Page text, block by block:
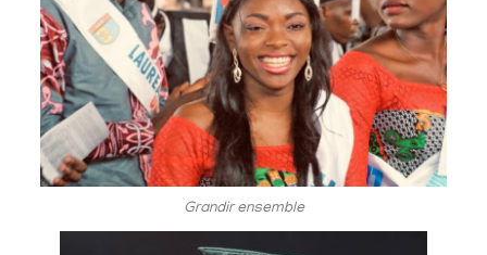
Grandir ensemble